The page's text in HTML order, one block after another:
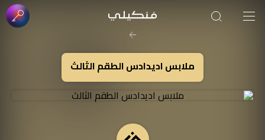
ملابس اديدادس الطقم الثالث
صورة الغلاف من فن
SOUFIANE Abid